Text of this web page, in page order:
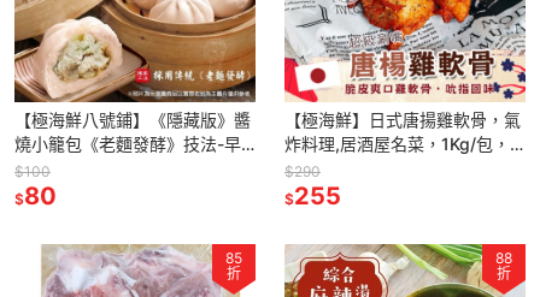
【極海鮮八號鋪】《隱藏版》醬
燒小籠包《老麵發酵》技法-早
餐🥣、點心☕️還是下午茶🍵，來
上3-4顆就很有飽足感
$100
$80
【極海鮮】日式唐揚雞軟骨，氣
炸料理,居酒屋名菜，1Kg/包，
已調味不須再處理，炸至外皮酥
嫩
$290
$255
85
折
88
折